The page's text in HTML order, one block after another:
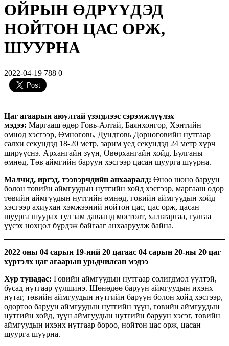
ОЙРЫН ӨДРҮҮДЭД
НОЙТОН ЦАС ОРЖ,
ШУУРНА
2022-04-19 788 0
Цаг агаарын аюултай үзэгдлээс сэрэмжлүүлэх
мэдээ: Маргааш өдөр Говь-Алтай, Баянхонгор, Хэнтийн
өмнөд хэсгээр, Өмнөговь, Дундговь Дорноговийн нутгаар
салхи секундэд 18-20 метр, зарим үед секундэд 24 метр хүрч
ширүүснэ. Архангайн зүүн, Өвөрхангайн хойд, Булганы
өмнөд, Төв аймгийн баруун хэсгээр цасан шуурга шуурна.
Малчид, иргэд, тээвэрчдийн анхааралд: Өнөө шөнө баруун
болон төвийн аймгуудын нутгийн хойд хэсгээр, маргааш өдөр
төвийн аймгуудын нутгийн өмнөд, говийн аймгуудын хойд
хэсгээр ахиухан хэмжээний нойтон цас, цас орж, цасан
шуурга шуурах тул зам даваанд мөстөлт, хальтаргаа, гулгаа
үүсэх нөхцөл бүрдэж байгааг анхааруулж байна.
2022 оны 04 сарын 19-ний 20 цагаас 04 сарын 20-ны 20 цаг
хүртэлх цаг агаарын урьдчилсан мэдээ
Хур тунадас: Говийн аймгуудын нутгаар солигдмол үүлтэй,
бусад нутгаар үүлшинэ. Шөнөдөө баруун аймгуудын ихэнх
нутаг, төвийн аймгуудын нутгийн баруун болон хойд хэсгээр,
өдөртөө баруун аймгуудын нутгийн зүүн, говийн аймгуудын
нутгийн хойд, зүүн аймгуудын нутгийн баруун хэсэг, төвийн
аймгуудын ихэнх нутгаар бороо, нойтон цас орж, цасан
шуурга шуурна.